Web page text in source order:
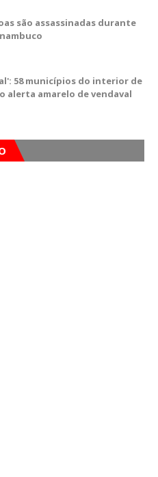
são assassinadas durante
58 municípios do interior de
alerta amarelo de vendaval